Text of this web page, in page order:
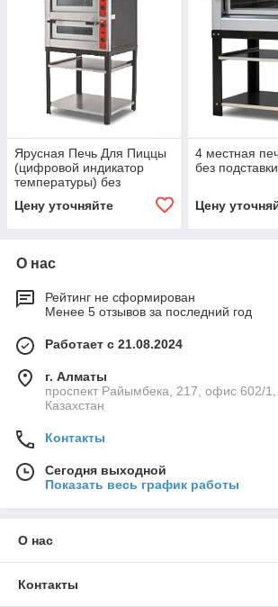
Ярусная Печь Для Пиццы
(цифровой индикатор
температуры) без
Цену уточняйте
4 местная
без
Цену
О нас
Рейтинг не сформирован
Менее 5 отзывов за последний год
Работает с 21.08.2024
г. Алматы
проспект Райымбека, 217, офис 602/
Казахстан
Контакты
Сегодня выходной
Показать весь график работы
О нас
Контакты